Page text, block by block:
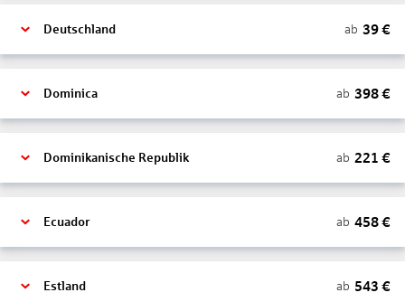
Deutschland ab 39€
Dominica ab 398€
Dominikanische Republik ab 221 €
Ecuador ab 458€
Estland ab 543 €